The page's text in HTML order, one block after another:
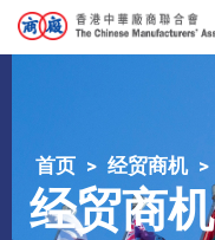
首页 经贸商机
经贸商机